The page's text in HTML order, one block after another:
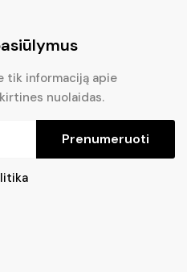
tik informaciją apie
nuolaidas.
Prenumeruoti